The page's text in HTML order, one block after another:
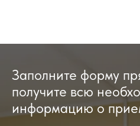
Заполните форму
получите всю
информацию о